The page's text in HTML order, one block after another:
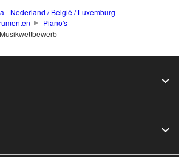
- Nederland / België / Luxemburg
Piano's